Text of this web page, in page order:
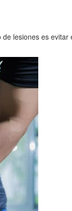
lesiones es evitar